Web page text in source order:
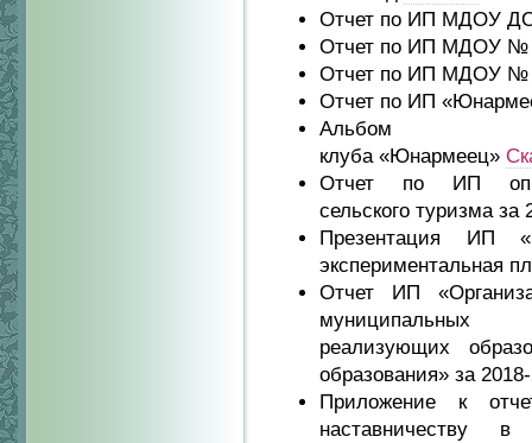
Отчет по ИП МДОУ
Отчет по ИП МДОУ №
Отчет по ИП МДОУ №
Отчет по ИП
Альбом
клуба «Юнармеец»
Отчет по ИП
сельского туризма за
Презентация ИП
экспериментальная
Отчет ИП
муниципальных
реализующих
образования» за
Приложение к
наставничеству в